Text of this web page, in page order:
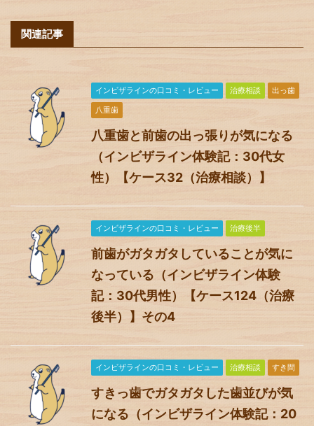
関連記事
インビザラインの口コミ・レビュー 治療相談
出っ歯
八重歯
八重歯と前歯の出っ張りが気になる
（インビザライン体験記：30代女
性）【ケース32（治療相談）】
インビザラインの口コミ・レビュー 治療後半
前歯がガタガタしていることが気に
なっている（インビザライン体験
記：30代男性）【ケース124（治療
後半）】その4
インビザラインの口コミ・レビュー 治療相談 すき間
すきっ歯でガタガタした歯並びが気
になる（インビザライン体験記：20